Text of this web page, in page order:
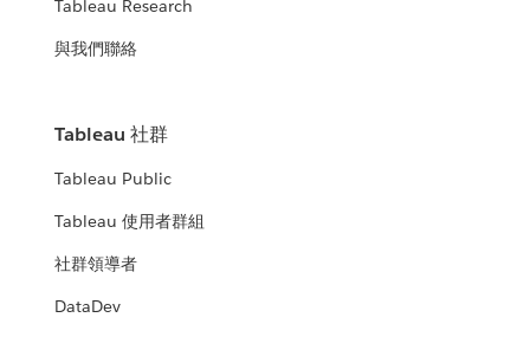
Tableau Research
與我們聯絡
Tableau 社群
Tableau Public
Tableau 使用者群組
社群領導者
DataDev